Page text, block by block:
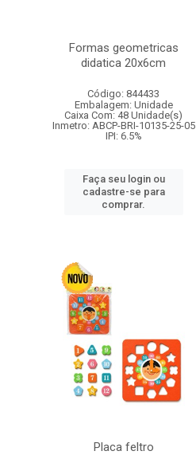
Formas geometricas
didatica 20x6cm
Código: 844433
Embalagem: Unidade
Caixa Com: 48 Unidade(s)
Inmetro: ABCP-BRI-10135-25-05
IPI: 6.5%
Faça seu login ou
cadastre-se para
comprar.
Placa feltro